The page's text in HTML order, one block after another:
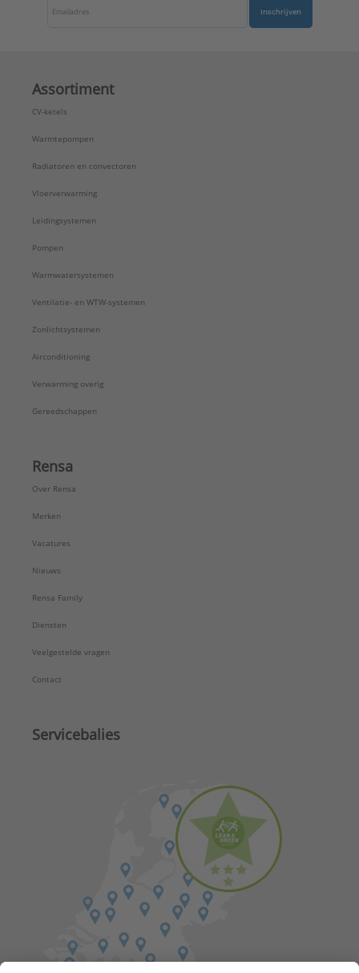
Inschrijven
Assortiment
CV-ketels
Warmtepompen
Radiatoren en convectoren
Vloerverwarming
Leidingsystemen
Pompen
Warmwatersystemen
Ventilatie- en WTW-systemen
Zonlichtsystemen
Airconditioning
Verwarming overig
Gereedschappen
Rensa
Over Rensa
Merken
Vacatures
Nieuws
Rensa Family
Diensten
Veelgestelde vragen
Contact
Servicebalies